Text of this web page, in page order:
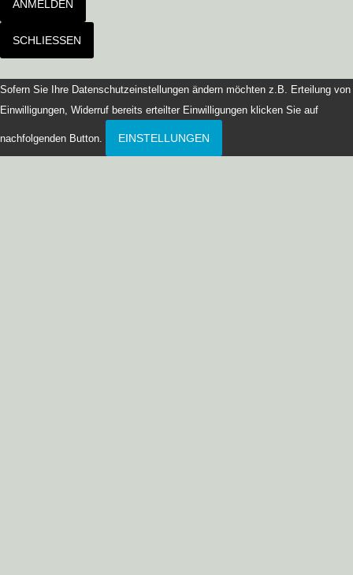
ANMELDEN
SCHLIESSEN
Sofern Sie Ihre Datenschutzeinstellungen ändern möchten z.B. Erteilung von
Einwilligungen, Widerruf bereits erteilter Einwilligungen klicken Sie auf
nachfolgenden Button. EINSTELLUNGEN